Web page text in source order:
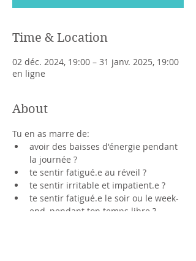
Time & Location
02 déc. 2024, 19:00 – 31 janv. 2025, 19:00
en ligne
About
Tu en as marre de:
avoir des baisses d'énergie pendant
la journée ?
te sentir fatigué.e au réveil ?
te sentir irritable et impatient.e ?
te sentir fatigué.e le soir ou le week-
end, pendant ton temps libre ?